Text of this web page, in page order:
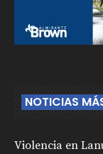
NOTICIAS
Violencia en